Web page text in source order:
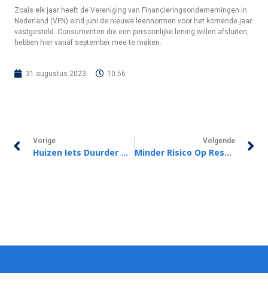
Zoals elk jaar heeft de Vereniging van Financieringsondernemingen in
Nederland (VFN) eind juni de nieuwe leennormen voor het komende jaar
vastgesteld. Consumenten die een persoonlijke lening willen afsluiten,
hebben hier vanaf september mee te maken.
31 augustus 2023 10:56
Vorige
Huizen Iets Duurder Maar Nog Altijd Goedkoper Dan Een Jaar Geleden
Volgende
Minder Risico Op Restschuld Hypotheek